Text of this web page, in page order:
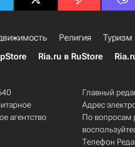
Религия Туризм
Ria.ru в RuStore
агентство
Главный
Адрес
По вопросам
Телефон